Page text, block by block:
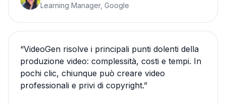
Learning Manager, Google
“VideoGen risolve i principali punti dolenti della
produzione video: complessità, costi e tempi. In
pochi clic, chiunque può creare video
professionali e privi di copyright.”